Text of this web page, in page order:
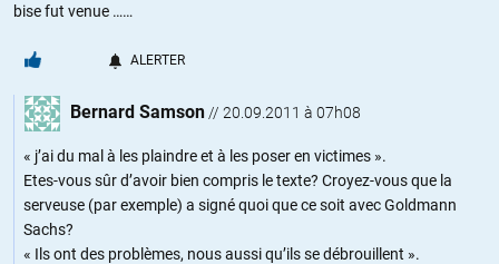
bise fut venue ……
ALERTER
Bernard Samson // 20.09.2011 à 07h08
« j’ai du mal à les plaindre et à les poser en victimes ».
Etes-vous sûr d’avoir bien compris le texte? Croyez-vous que la
serveuse (par exemple) a signé quoi que ce soit avec Goldmann
Sachs?
« Ils ont des problèmes, nous aussi qu’ils se débrouillent ».